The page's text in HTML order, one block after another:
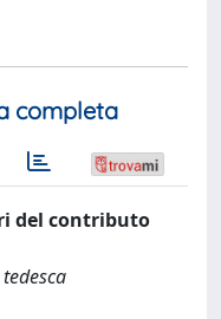
completa
del contributo